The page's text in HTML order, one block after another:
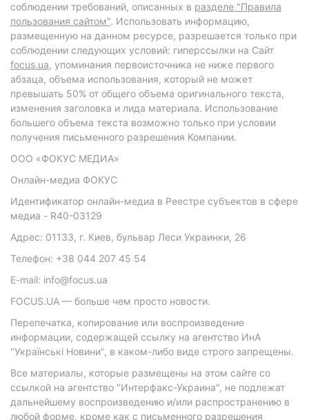
соблюдении требований, описанных в разделе "Правила
пользования сайтом". Использовать информацию,
размещенную на данном ресурсе, разрешается только при
соблюдении следующих условий: гиперссылки на Сайт
focus.ua, упоминания первоисточника не ниже первого
абзаца, объема использования, который не может
превышать 50% от общего объема оригинального текста,
изменения заголовка и лида материала. Использование
большего объема текста возможно только при условии
получения письменного разрешения Компании.
ООО «ФОКУС МЕДИА»
Онлайн-медиа ФОКУС
Идентификатор онлайн-медиа в Реестре субъектов в сфере
медиа - R40-03129
Адрес: 01133, г. Киев, бульвар Леси Украинки, 26
Телефон: +38 044 207 45 54
E-mail: info@focus.ua
FOCUS.UA — больше чем просто новости.
Перепечатка, копирование или воспроизведение
информации, содержащей ссылку на агентство ИнА
"Українські Новини", в каком-либо виде строго запрещены.
Все материалы, которые размещены на этом сайте со
ссылкой на агентство "Интерфакс-Украина", не подлежат
дальнейшему воспроизведению и/или распространению в
любой форме, кроме как с письменного разрешения